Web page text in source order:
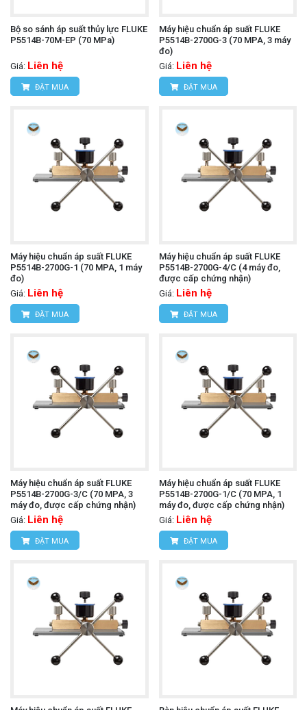
Bộ so sánh áp suất thủy lực FLUKE
P5514B-70M-EP (70 MPa)
Giá: Liên hệ
ĐẶT MUA
Máy hiệu chuẩn áp suất FLUKE
P5514B-2700G-3 (70 MPA, 3 máy
đo)
Giá: Liên hệ
ĐẶT MUA
Máy hiệu chuẩn áp suất FLUKE
P5514B-2700G-1 (70 MPA, 1 máy
đo)
Giá: Liên hệ
ĐẶT MUA
Máy hiệu chuẩn áp suất FLUKE
P5514B-2700G-4/C (4 máy đo,
được cấp chứng nhận)
Giá: Liên hệ
ĐẶT MUA
Máy hiệu chuẩn áp suất FLUKE
P5514B-2700G-3/C (70 MPA, 3
máy đo, được cấp chứng nhận)
Giá: Liên hệ
ĐẶT MUA
Máy hiệu chuẩn áp suất FLUKE
P5514B-2700G-1/C (70 MPA, 1
máy đo, được cấp chứng nhận)
Giá: Liên hệ
ĐẶT MUA